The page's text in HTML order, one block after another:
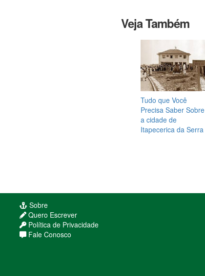
Veja Também
Tudo que Você
Precisa Saber Sobre
a cidade de
Itapecerica da Serra
Sobre
Quero Escrever
Política de Privacidade
Fale Conosco